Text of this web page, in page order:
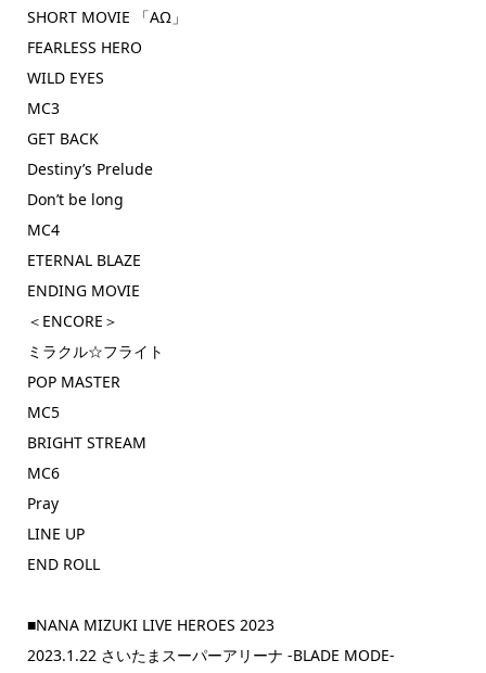
SHORT MOVIE 「AΩ」
FEARLESS HERO
WILD EYES
MC3
GET BACK
Destiny’s Prelude
Don’t be long
MC4
ETERNAL BLAZE
ENDING MOVIE
＜ENCORE＞
ミラクル☆フライト
POP MASTER
MC5
BRIGHT STREAM
MC6
Pray
LINE UP
END ROLL
■NANA MIZUKI LIVE HEROES 2023
2023.1.22 さいたまスーパーアリーナ -BLADE MODE-